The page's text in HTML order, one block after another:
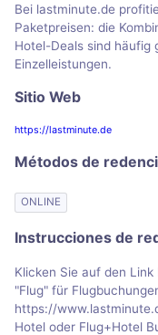
Bei lastminute.de
Paketpreisen: die
Hotel-Deals sind häufig
Einzelleistungen.
Sitio Web
https://lastminute.de
Métodos de
ONLINE
Instrucciones de
Klicken Sie auf den
"Flug" für
https://
Hotel oder Flug+Hotel